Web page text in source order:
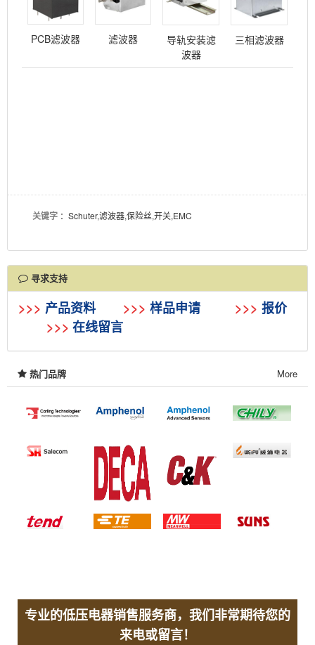
PCB滤波器 滤波器
导轨安装滤
波器
三相滤波器
关键字 ：Schuter,滤波器,保险丝,开关,EMC
寻求支持
>>> 产品资料 >>> 样品申请 >>> 报价
>>> 在线留言
热门品牌 More
专业的低压电器销售服务商，我们非常期待您的
来电或留言！